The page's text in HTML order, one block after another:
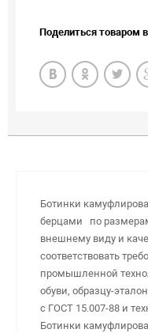
Поделиться товаром
Ботинки
берцами по
внешнему виду и
соответствовать
промышленной
обуви, образцу-
с ГОСТ 15.007-88 и
Ботинки